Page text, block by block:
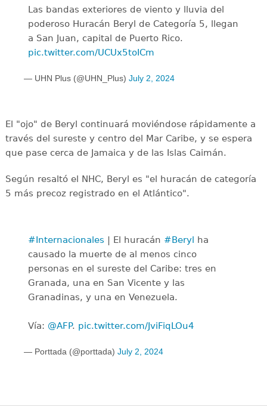
Las bandas exteriores de viento y lluvia del
poderoso Huracán Beryl de Categoría 5, llegan
a San Juan, capital de Puerto Rico.
pic.twitter.com/UCUx5toICm
— UHN Plus (@UHN_Plus) July 2, 2024
El "ojo" de Beryl continuará moviéndose rápidamente a
través del sureste y centro del Mar Caribe, y se espera
que pase cerca de Jamaica y de las Islas Caimán.
Según resaltó el NHC, Beryl es "el huracán de categoría
5 más precoz registrado en el Atlántico".
#Internacionales | El huracán #Beryl ha
causado la muerte de al menos cinco
personas en el sureste del Caribe: tres en
Granada, una en San Vicente y las
Granadinas, y una en Venezuela.
Vía: @AFP. pic.twitter.com/JviFiqLOu4
— Porttada (@porttada) July 2, 2024